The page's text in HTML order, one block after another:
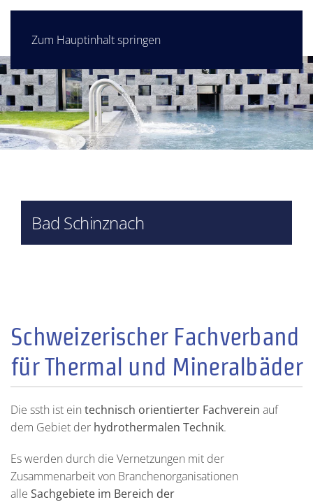
Zum Hauptinhalt springen
Bad Schinznach
Schweizerischer Fachverband
für Thermal und Mineralbäder
Die ssth ist ein technisch orientierter Fachverein auf
dem Gebiet der hydrothermalen Technik.
Es werden durch die Vernetzungen mit der
Zusammenarbeit von Branchenorganisationen
alle Sachgebiete im Bereich der